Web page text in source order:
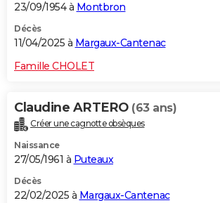
23/09/1954 à Montbron
Décès
11/04/2025 à Margaux-Cantenac
Famille CHOLET
Claudine ARTERO (63 ans)
Créer une cagnotte obsèques
Naissance
27/05/1961 à Puteaux
Décès
22/02/2025 à Margaux-Cantenac